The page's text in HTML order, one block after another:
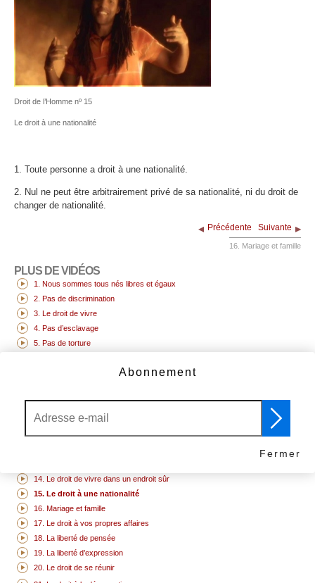
Droit de l’Homme nº 15
Le droit à une nationalité
1. Toute personne a droit à une nationalité.
2. Nul ne peut être arbitrairement privé de sa nationalité, ni du droit de
changer de nationalité.
Précédente Suivante
16. Mariage et famille
PLUS DE VIDÉOS
1. Nous sommes tous nés libres et égaux
2. Pas de discrimination
3. Le droit de vivre
4. Pas d’esclavage
5. Pas de torture
7. Nous sommes tous égaux devant la loi
9. Pas de détention arbitraire
10. Le droit d’être jugé
11. Innocent tant que la culpabilité n’a pas été prouvée
14. Le droit de vivre dans un endroit sûr
15. Le droit à une nationalité
16. Mariage et famille
17. Le droit à vos propres affaires
18. La liberté de pensée
19. La liberté d’expression
20. Le droit de se réunir
Abonnement
Fermer